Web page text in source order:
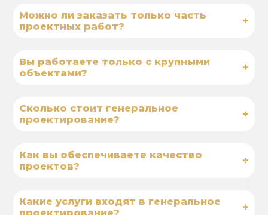
Можно ли заказать только часть
проектных работ?
+
Вы работаете только с крупными
объектами?
+
Сколько стоит генеральное
проектирование?
+
Как вы обеспечиваете качество
проектов?
+
Какие услуги входят в генеральное
проектирование?
+